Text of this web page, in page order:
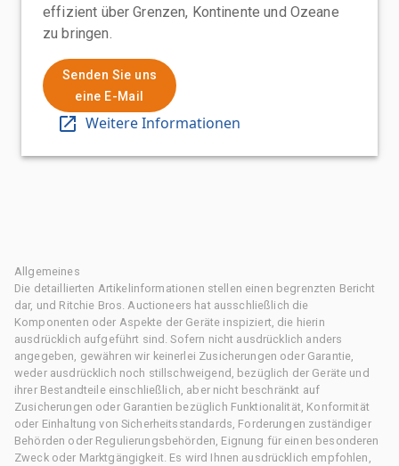
effizient über Grenzen, Kontinente und Ozeane
zu bringen.
Senden Sie uns
eine E-Mail
Weitere Informationen
Allgemeines
Die detaillierten Artikelinformationen stellen einen begrenzten Bericht
dar, und Ritchie Bros. Auctioneers hat ausschließlich die
Komponenten oder Aspekte der Geräte inspiziert, die hierin
ausdrücklich aufgeführt sind. Sofern nicht ausdrücklich anders
angegeben, gewähren wir keinerlei Zusicherungen oder Garantie,
weder ausdrücklich noch stillschweigend, bezüglich der Geräte und
ihrer Bestandteile einschließlich, aber nicht beschränkt auf
Zusicherungen oder Garantien bezüglich Funktionalität, Konformität
oder Einhaltung von Sicherheitsstandards, Forderungen zuständiger
Behörden oder Regulierungsbehörden, Eignung für einen besonderen
Zweck oder Marktgängigkeit. Es wird Ihnen ausdrücklich empfohlen,